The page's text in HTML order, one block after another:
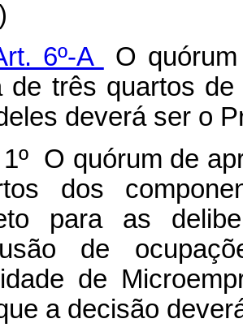
6º-A
O
de três quartos
deverá ser o
O quórum de
dos
para as
de
de
a decisão